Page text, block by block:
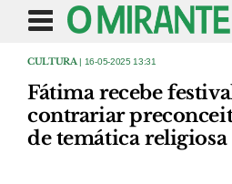
CULTURA | 16-05-2025 13:31
Fátima recebe
contrariar
de temática religiosa